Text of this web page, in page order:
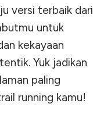
versi terbaik dari
untuk
kekayaan
Yuk jadikan
paling
running kamu!